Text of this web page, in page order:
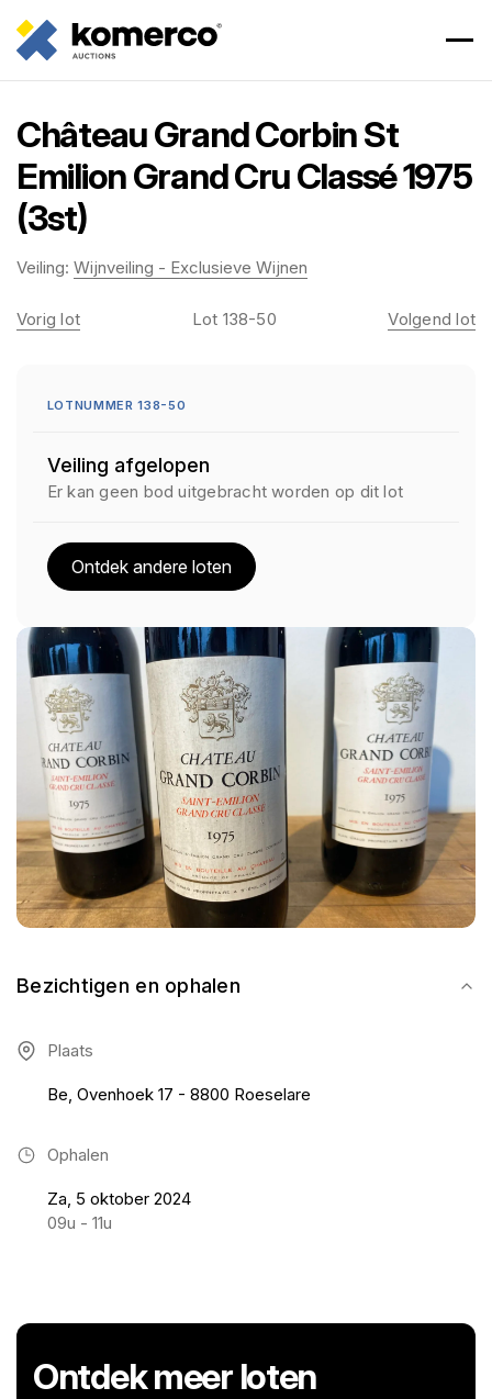
Château Grand Corbin St
Emilion Grand Cru Classé 1975
(3st)
Veiling: Wijnveiling - Exclusieve Wijnen
Bezichtigen en ophalen
Plaats
Be, Ovenhoek 17 - 8800 Roeselare
Ophalen
Za, 5 oktober 2024
09u - 11u
Vorig lot Lot 138-50 Volgend lot
LOTNUMMER 138-50
Veiling afgelopen
Er kan geen bod uitgebracht worden op dit lot
Ontdek andere loten
Ontdek meer loten